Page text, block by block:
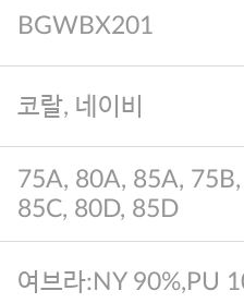
BGWBX201
코랄, 네이비
75A, 80A, 85A,
85C, 80D, 85D
여브라:NY 90%,PU